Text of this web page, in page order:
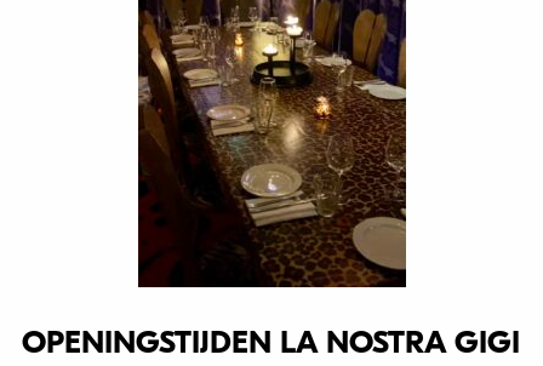
OPENINGSTIJDEN LA NOSTRA GIGI
La Nostra Gigi is geopend op maandag t/m